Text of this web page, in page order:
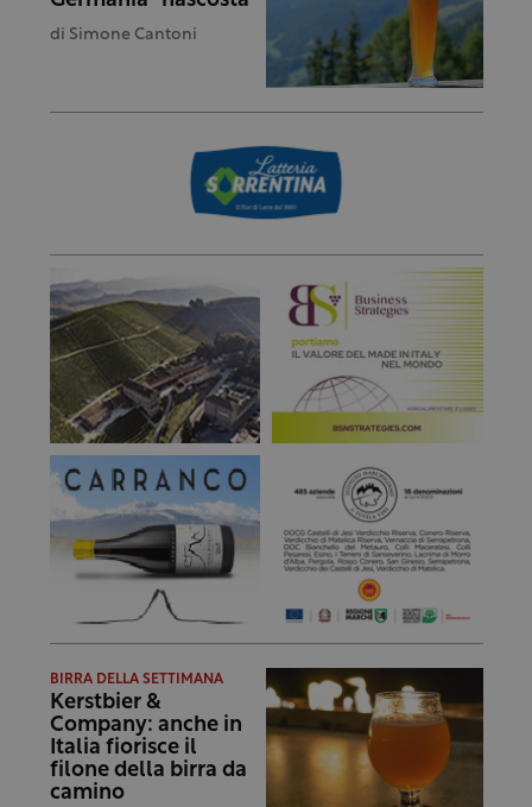
di Simone Cantoni
BIRRA DELLA SETTIMANA
Kerstbier &
Company: anche in
Italia fiorisce il
filone della birra da
camino